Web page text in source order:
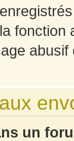
fonction
un